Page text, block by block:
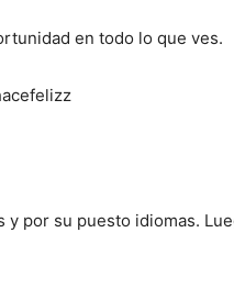
en todo lo que ves.
por su puesto idiomas.